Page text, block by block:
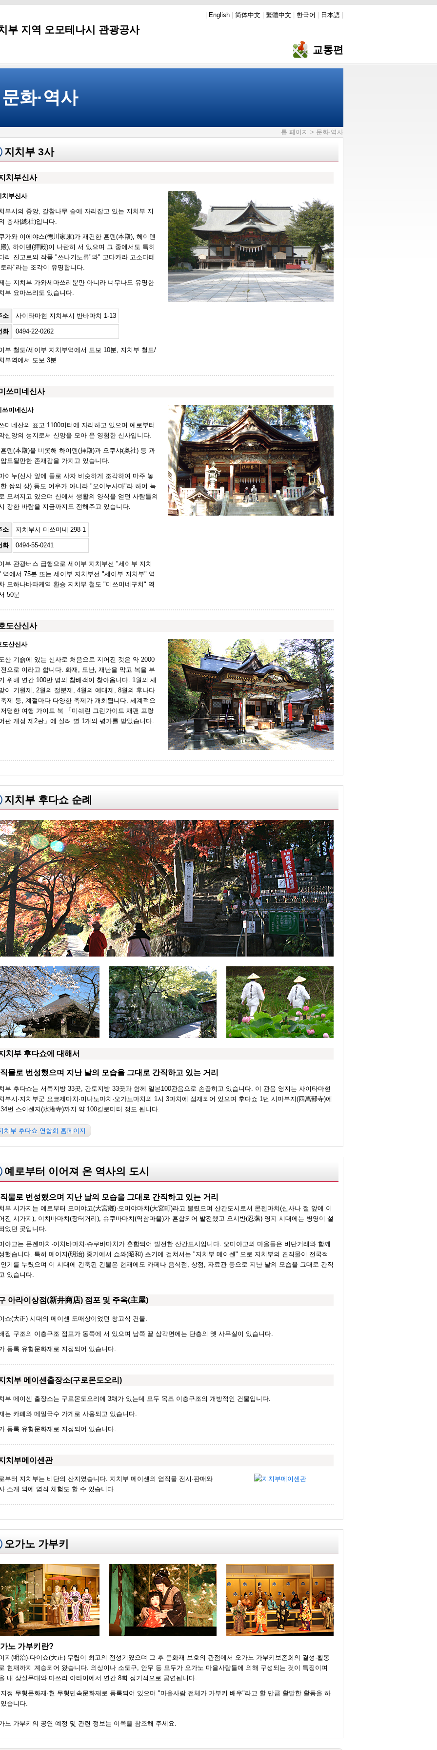
English 简体中文 繁體中文 한국어 日本語
부 지역 오모테나시 관광공사
교통편
문화·역사
톱 페이지 > 문화·역사
지치부 3사
치부신사
치부신사
부시의 중앙, 갈참나무 숲에 자리잡고 있는 지치부 지
총사(總社)입니다.
가와 이에야스(德川家康)가 재건한 혼덴(本殿), 헤이덴
), 하이덴(拝殿)이 나란히 서 있으며 그 중에서도 특히
리 진고로의 작품 "쓰나기노류"와" 고다카라 고소다테
라"라는 조각이 유명합니다.
는 지치부 가와세마쓰리뿐만 아니라 너무나도 유명한
부 요마쓰리도 있습니다.
소 사이타마현 지치부시 반바마치 1-13
화 0494-22-0262
부 철도/세이부 지치부역에서 도보 10분, 지치부 철도/
부역에서 도보 3분
쓰미네신사
쓰미네신사
미네산의 표고 1100미터에 자리하고 있으며 예로부터
신앙의 성지로서 신앙을 모아 온 영험한 신사입니다.
덴(本殿)을 비롯해 하이덴(拝殿)과 오쿠샤(奥社) 등 과
도될만한 존재감을 가지고 있습니다.
이누(신사 앞에 돌로 사자 비슷하게 조각하여 마주 놓
쌍의 상) 등도 여우가 아니라 "오이누사마"라 하여 늑
모셔지고 있으며 산에서 생활의 양식을 얻던 사람들의
강한 바람을 지금까지도 전해주고 있습니다.
소 지치부시 미쓰미네 298-1
화 0494-55-0241
부 관광버스 급행으로 세이부 지치부선 "세이부 지치
역에서 75분 또는 세이부 지치부선 "세이부 지치부" 역
오하나바타케역 환승 지치부 철도 "미쓰미네구치" 역
50분
도산신사
도산신사
산 기슭에 있는 신사로 처음으로 지어진 것은 약 2000
으로 이라고 합니다. 화재, 도난, 재난을 막고 복을 부
위해 연간 100만 명의 참배객이 찾아옵니다. 1월의 새
이 기원제, 2월의 절분제, 4월의 예대제, 8월의 후나다
제 등, 계절마다 다양한 축제가 개최됩니다. 세계적으
명한 여행 가이드 북 「미쉐린 그린가이드 재팬 프랑
판 개정 제2판」에 실려 별 1개의 평가를 받았습니다.
지치부 후다쇼 순례
치부 후다쇼에 대해서
물로 번성했으며 지난 날의 모습을 그대로 간직하고 있는 거리
부 후다쇼는 서쪽지방 33곳, 간토지방 33곳과 함께 일본100관음으로 손꼽히고 있습니다. 이 관음 영지는 사이타마현
부시·지치부군 요코제마치·미나노마치·오가노마치의 1시 3마치에 점재되어 있으며 후다쇼 1번 시마부지(四萬部寺)에
번 스이센지(水潜寺)까지 약 100킬로미터 정도 됩니다.
치부 후다쇼 연합회 홈페이지
예로부터 이어져 온 역사의 도시
물로 번성했으며 지난 날의 모습을 그대로 간직하고 있는 거리
부 시가지는 예로부터 오미야고(大宮鄕)·오미야마치(大宮町)라고 불렸으며 산간도시로서 몬젠마치(신사나 절 앞에 이
진 시가지), 이치바마치(장터거리), 슈쿠바마치(역참마을)가 혼합되어 발전했고 오시반(忍藩) 영지 시대에는 병영이 설
었던 곳입니다.
야고는 몬젠마치·이치바마치·슈쿠바마치가 혼합되어 발전한 산간도시입니다. 오미야고의 마을들은 비단거래와 함께
했습니다. 특히 메이지(明治) 중기에서 쇼와(昭和) 초기에 걸쳐서는 "지치부 메이센" 으로 지치부의 견직물이 전국적
기를 누렸으며 이 시대에 건축된 건물은 현재에도 카페나 음식점, 상점, 자료관 등으로 지난 날의 모습을 그대로 간직
있습니다.
아라이상점(新井商店) 점포 및 주옥(主屋)
쇼(大正) 시대의 메이센 도매상이었던 창고식 건물.
집 구조의 이층구조 점포가 동쪽에 서 있으며 남쪽 끝 삼각면에는 단층의 옛 사무실이 있습니다.
등록 유형문화재로 지정되어 있습니다.
치부 메이센출장소(구로몬도오리)
부 메이센 출장소는 구로몬도오리에 3채가 있는데 모두 목조 이층구조의 개방적인 건물입니다.
는 카페와 메밀국수 가게로 사용되고 있습니다.
등록 유형문화재로 지정되어 있습니다.
치부메이센관
부터 지치부는 비단의 산지였습니다. 지치부 메이센의 염직물 전시·판매와
소개 외에 염직 체험도 할 수 있습니다.
오가노 가부키
노 가부키란?
지(明治)·다이쇼(大正) 무렵이 최고의 전성기였으며 그 후 문화재 보호의 관점에서 오가노 가부키보존회의 결성·활동
현재까지 계승되어 왔습니다. 의상이나 소도구, 안무 등 모두가 오가노 마을사람들에 의해 구성되는 것이 특징이며
내 상설무대와 마쓰리 야타이에서 연간 8회 정기적으로 공연됩니다.
정 무형문화재·현 무형민속문화재로 등록되어 있으며 "마을사람 전체가 가부키 배우"라고 할 만큼 활발한 활동을 하
습니다.
노 가부키의 공연 예정 및 관련 정보는 이쪽을 참조해 주세요.